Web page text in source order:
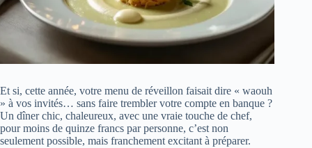
Et si, cette année, votre menu de réveillon faisait dire « waouh
» à vos invités… sans faire trembler votre compte en banque ?
Un dîner chic, chaleureux, avec une vraie touche de chef,
pour moins de quinze francs par personne, c’est non
seulement possible, mais franchement excitant à préparer.